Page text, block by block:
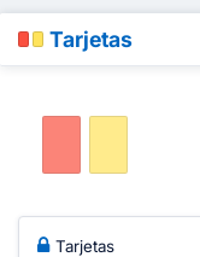
Tarjetas
Tarjetas